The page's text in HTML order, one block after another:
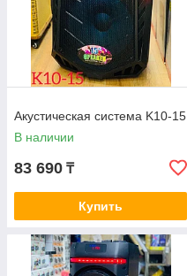
Акустическая система K10-15
В наличии
83 690 ₸
Купить